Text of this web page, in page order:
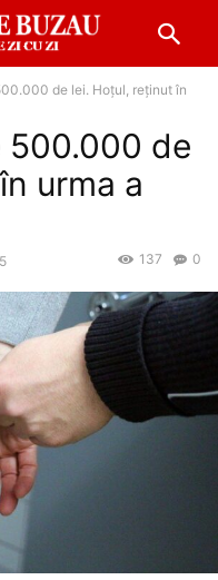
de lei. Hoțul, reținut în
500.000 de
urma a
0
137